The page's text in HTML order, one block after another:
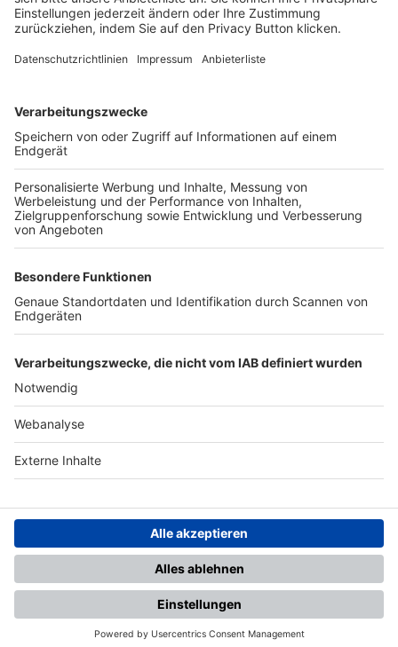
FOLGE DEM BFV
TOP-VEREINE
TOP-PARTNER
Nutzungsbedingungen Datenschutz Impressum